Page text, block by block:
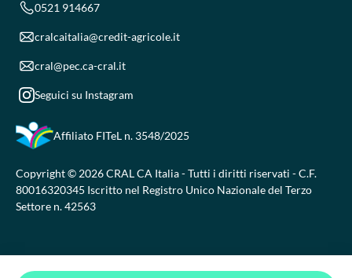
0521 914667
cralcaitalia@credit-agricole.it
cral@pec.ca-cral.it
Seguici su Instagram
Affiliato FITeL n. 3548/2025
Copyright © 2026 CRAL CA Italia - Tutti i diritti riservati - C.F.
80016320345 Iscritto nel Registro Unico Nazionale del Terzo
Settore n. 42563